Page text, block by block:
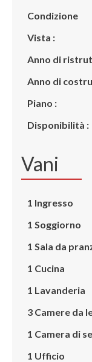
Condizione
Vista :
Anno di
Anno di
Piano :
Disponibilità :
Vani
1 Ingresso
1 Soggiorno
1 Sala da
1 Cucina
1 Lavanderia
3 Camere da
1 Camera di
1 Ufficio